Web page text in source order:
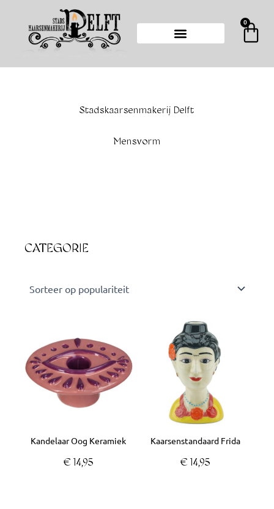
0
Stadskaarsenmakerij Delft
Mensvorm
CATEGORIE
Kandelaar Oog Keramiek
€ 14,95
Kaarsenstandaard Frida
€ 14,95